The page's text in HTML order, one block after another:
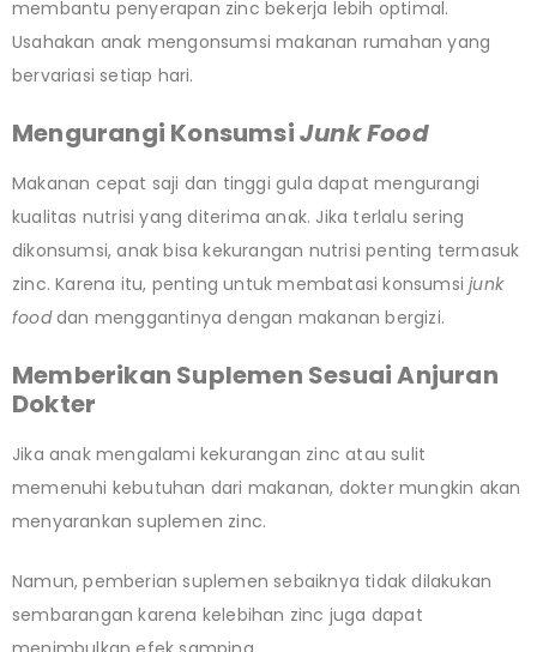
membantu penyerapan zinc bekerja lebih optimal.
Usahakan anak mengonsumsi makanan rumahan yang
bervariasi setiap hari.
Mengurangi KonsumsiJunk Food
Makanan cepat saji dan tinggi gula dapat mengurangi
kualitas nutrisi yang diterima anak. Jika terlalu sering
dikonsumsi, anak bisa kekurangan nutrisi penting termasuk
zinc. Karena itu, penting untuk membatasi konsumsijunk
fooddan menggantinya dengan makanan bergizi.
Memberikan Suplemen Sesuai Anjuran
Dokter
Jika anak mengalami kekurangan zinc atau sulit
memenuhi kebutuhan dari makanan, dokter mungkin akan
menyarankan suplemen zinc.
Namun, pemberian suplemen sebaiknya tidak dilakukan
sembarangan karena kelebihan zinc juga dapat